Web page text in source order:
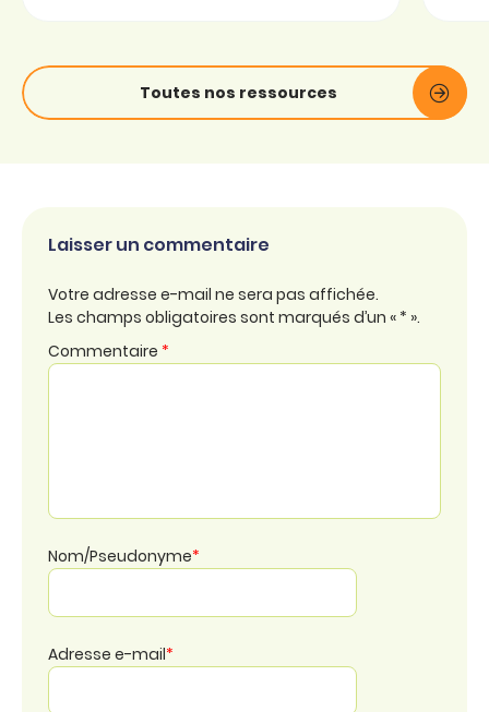
Toutes nos ressources
Laisser un commentaire
Votre adresse e-mail ne sera pas affichée.
Les champs obligatoires sont marqués d’un « * ».
Commentaire *
Nom/Pseudonyme*
Adresse e-mail*